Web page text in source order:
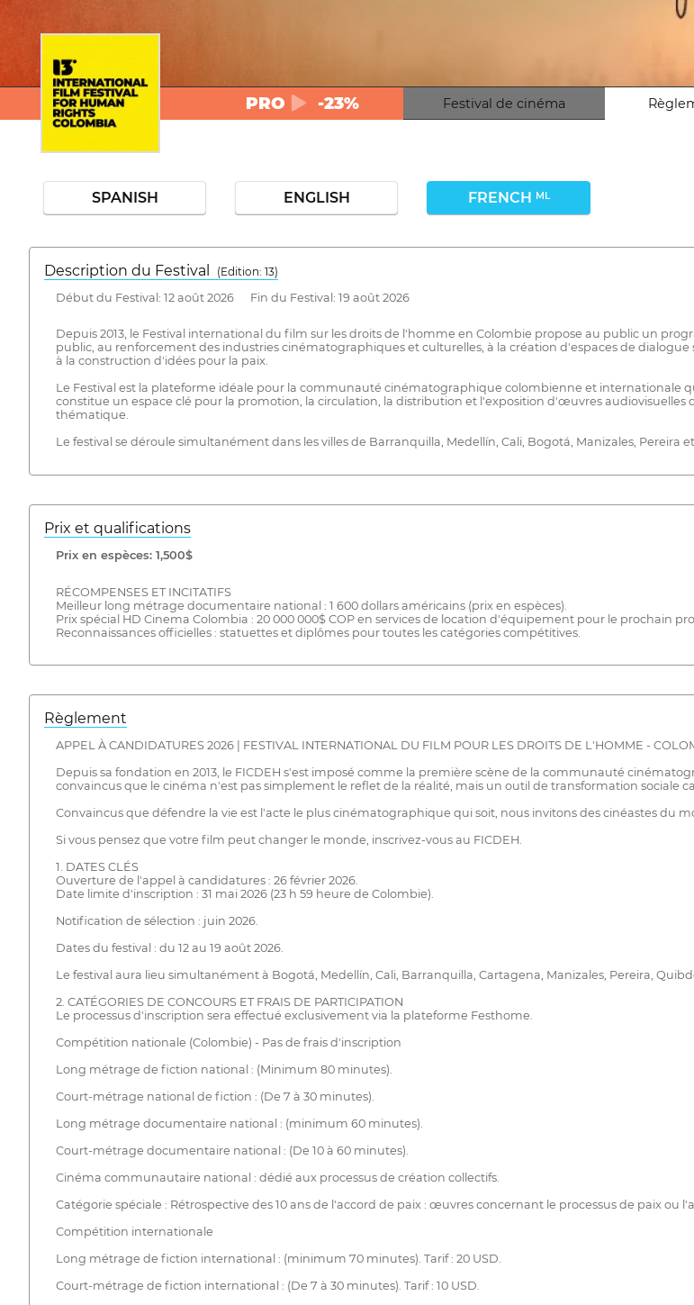
PRO -23% Festival de cinéma
SPANISH ENGLISH FRENCH ML
Description du Festival
( Edition: 13)
Début du Festival: 12 août 2026 Fin du Festival: 19 août 2026
Depuis 2013, le Festival international du film sur les droits de l'homme en Colombie propose au public un
public, au renforcement des industries cinématographiques et culturelles, à la création d'espaces de
à la construction d'idées pour la paix.
Le Festival est la plateforme idéale pour la communauté cinématographique colombienne et internationale
constitue un espace clé pour la promotion, la circulation, la distribution et l'exposition d'œuvres
thématique.
Le festival se déroule simultanément dans les villes de Barranquilla, Medellín, Cali, Bogotá, Manizales,
Prix ​​et qualifications
Prix ​​en espèces: 1,500$
RÉCOMPENSES ET INCITATIFS
Meilleur long métrage documentaire national : 1 600 dollars américains (prix en espèces).
Prix spécial HD Cinema Colombia : 20 000 000$ COP en services de location d'équipement pour le prochain
Reconnaissances officielles : statuettes et diplômes pour toutes les catégories compétitives.
Règlement
APPEL À CANDIDATURES 2026 | FESTIVAL INTERNATIONAL DU FILM POUR LES DROITS DE L'HOMME -
Depuis sa fondation en 2013, le FICDEH s'est imposé comme la première scène de la communauté
convaincus que le cinéma n'est pas simplement le reflet de la réalité, mais un outil de transformation sociale
Convaincus que défendre la vie est l'acte le plus cinématographique qui soit, nous invitons des cinéastes du
Si vous pensez que votre film peut changer le monde, inscrivez-vous au FICDEH.
1. DATES CLÉS
Ouverture de l'appel à candidatures : 26 février 2026.
Date limite d'inscription : 31 mai 2026 (23 h 59 heure de Colombie).
Notification de sélection : juin 2026.
Dates du festival : du 12 au 19 août 2026.
Le festival aura lieu simultanément à Bogotá, Medellín, Cali, Barranquilla, Cartagena, Manizales, Pereira,
2. CATÉGORIES DE CONCOURS ET FRAIS DE PARTICIPATION
Le processus d'inscription sera effectué exclusivement via la plateforme Festhome.
Compétition nationale (Colombie) - Pas de frais d'inscription
Long métrage de fiction national : (Minimum 80 minutes).
Court-métrage national de fiction : (De 7 à 30 minutes).
Long métrage documentaire national : (minimum 60 minutes).
Court-métrage documentaire national : (De 10 à 60 minutes).
Cinéma communautaire national : dédié aux processus de création collectifs.
Catégorie spéciale : Rétrospective des 10 ans de l'accord de paix : œuvres concernant le processus de paix ou
Compétition internationale
Long métrage de fiction international : (minimum 70 minutes). Tarif : 20 USD.
Court-métrage de fiction international : (De 7 à 30 minutes). Tarif : 10 USD.